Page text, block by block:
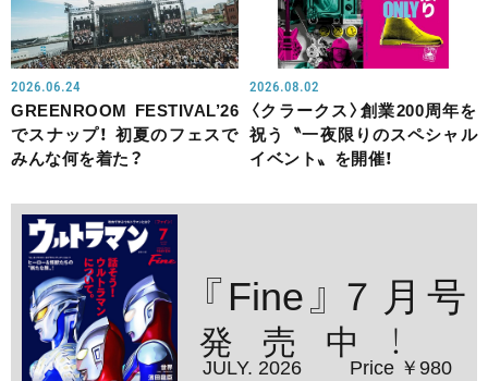
2026.06.24
GREENROOM FESTIVAL’26
でスナップ！ 初夏のフェスで
みんな何を着た？
2026.08.02
〈クラークス〉創業200周年を
祝う〝一夜限りのスペシャル
イベント〟を開催！
『Fine』７月号
発売中！
JULY. 2026 Price ￥980